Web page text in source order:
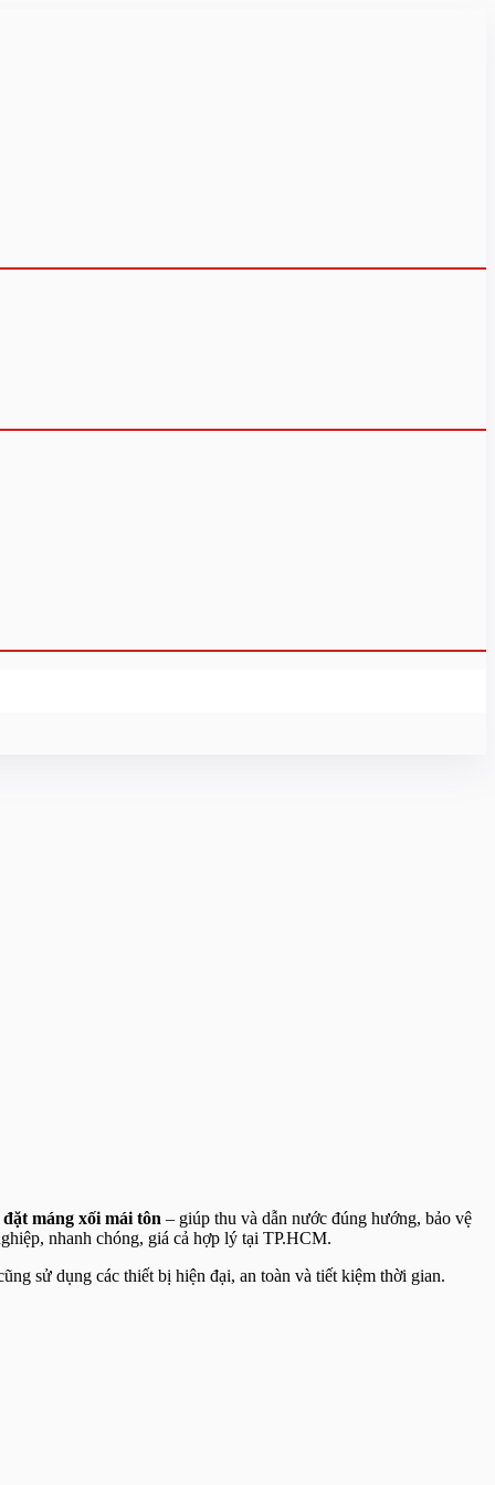
máng xối mái tôn – giúp thu và dẫn nước đúng hướng, bảo vệ
nhanh chóng, giá cả hợp lý tại TP.HCM.
sử dụng các thiết bị hiện đại, an toàn và tiết kiệm thời gian.